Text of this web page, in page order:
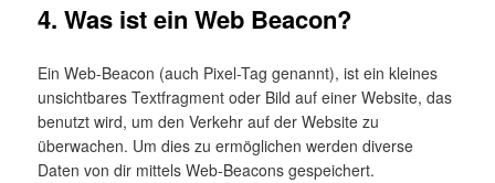
4. Was ist ein Web Beacon?
Ein Web-Beacon (auch Pixel-Tag genannt), ist ein kleines
unsichtbares Textfragment oder Bild auf einer Website, das
benutzt wird, um den Verkehr auf der Website zu
überwachen. Um dies zu ermöglichen werden diverse
Daten von dir mittels Web-Beacons gespeichert.